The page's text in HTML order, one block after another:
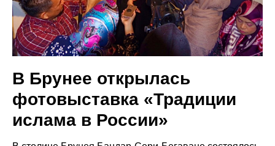
В Брунее открылась
фотовыставка «Традиции
ислама в России»